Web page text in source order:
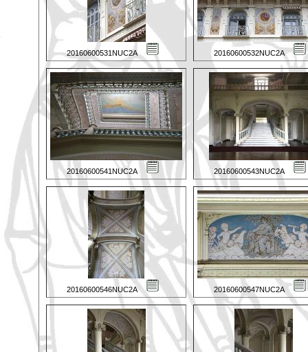
20160600531NUC2A 20160600532NUC2A
20160600541NUC2A 20160600543NUC2A
20160600546NUC2A 20160600547NUC2A